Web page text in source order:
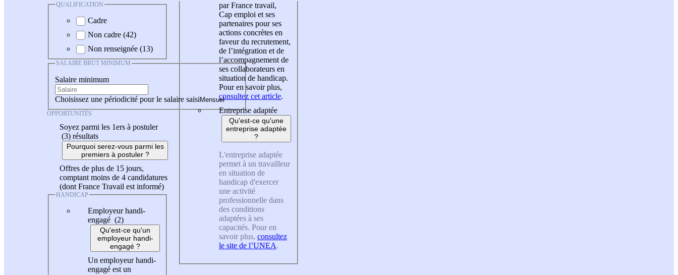
QUALIFICATION
Cadre
Non cadre (42)
Non renseignée (13)
SALAIRE BRUT MINIMUM
Salaire minimum
Choisissez une périodicité pour le salaire saisi
OPPORTUNITÉS
Soyez parmi les 1ers à postuler
(3) résultats
Pourquoi serez-vous parmi les
premiers à postuler ?
Offres de plus de 15 jours,
comptant moins de 4 candidatures
(dont France Travail est informé)
HANDICAP
Employeur handi-
engagé (2)
Qu'est-ce qu'un
employeur handi-
engagé ?
Un employeur handi-
engagé est un
par France travail,
Cap emploi et ses
partenaires pour ses
actions concrètes en
faveur du recrutement,
de l’intégration et de
l’accompagnement de
ses collaborateurs en
situation de handicap.
Pour en savoir plus,
consultez cet article.
Entreprise adaptée
Qu'est-ce qu'une
entreprise adaptée
?
L'entreprise adaptée
permet à un travailleur
en situation de
handicap d'exercer
une activité
professionnelle dans
des conditions
adaptées à ses
capacités. Pour en
savoir plus, consultez
le site de l’UNEA.